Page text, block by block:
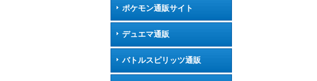
ポケモン通販サイト
デュエマ通販
バトルスピリッツ通販